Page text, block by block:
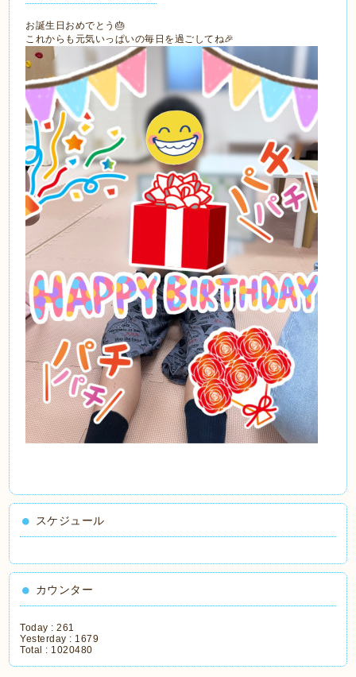
お誕生日おめでとう🎂
これからも元気いっぱいの毎日を過ごしてね🎉
スケジュール
カウンター
Today :261
Yesterday : 1679
Total : 1020480